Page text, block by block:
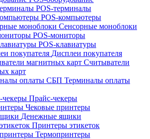
POS-терминалы
POS-компьютеры
Сенсорные моноблоки
POS-мониторы
POS-клавиатуры
Дисплеи покупателя
Считыватели
карт
Терминалы оплаты
Прайс-чекеры
Чековые принтеры
Денежные ящики
Принтеры этикеток
Термопринтеры